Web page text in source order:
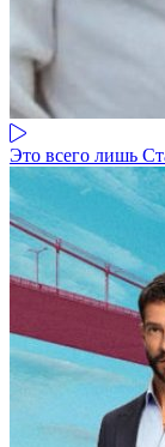
Это всего лишь